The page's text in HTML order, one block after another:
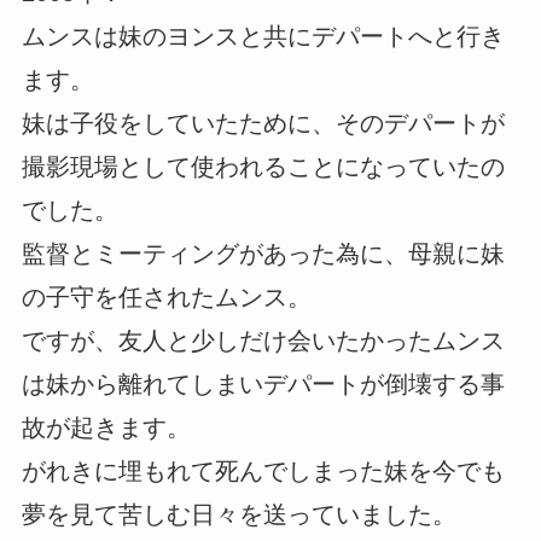
ムンスは妹のヨンスと共にデパートへと行き
ます。
妹は子役をしていたために、そのデパートが
撮影現場として使われることになっていたの
でした。
監督とミーティングがあった為に、母親に妹
の子守を任されたムンス。
ですが、友人と少しだけ会いたかったムンス
は妹から離れてしまいデパートが倒壊する事
故が起きます。
がれきに埋もれて死んでしまった妹を今でも
夢を見て苦しむ日々を送っていました。